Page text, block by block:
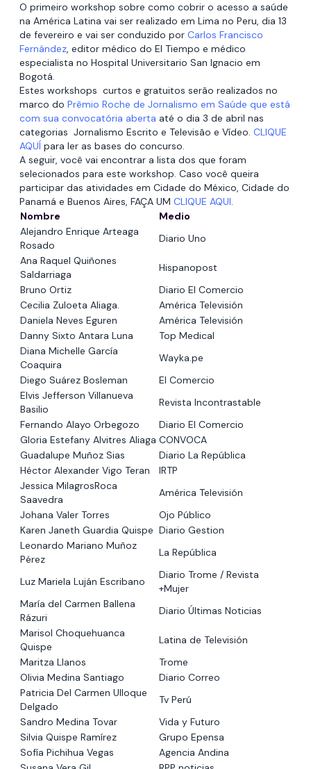
O primeiro workshop sobre como cobrir o acesso a saúde
na América Latina vai ser realizado em Lima no Peru, dia 13
de fevereiro e vai ser conduzido por Carlos Francisco
Fernández, editor médico do El Tiempo e médico
especialista no Hospital Universitario San Ignacio em
Bogotá.
Estes workshops curtos e gratuitos serão realizados no
marco do Prêmio Roche de Jornalismo em Saúde que está
com sua convocatória aberta até o dia 3 de abril nas
categorias Jornalismo Escrito e Televisão e Vídeo. CLIQUE
AQUÍ para ler as bases do concurso.
A seguir, você vai encontrar a lista dos que foram
selecionados para este workshop. Caso você queira
participar das atividades em Cidade do México, Cidade do
Panamá e Buenos Aires, FAÇA UM CLIQUE AQUI.
Nombre
Medio
Alejandro Enrique Arteaga
Rosado
Diario Uno
Ana Raquel Quiñones
Saldarriaga
Hispanopost
Bruno Ortiz
Diario El Comercio
Cecilia Zuloeta Aliaga.
América Televisión
Daniela Neves Eguren
América Televisión
Danny Sixto Antara Luna
Top Medical
Diana Michelle García
Coaquira
Wayka.pe
Diego Suárez Bosleman
El Comercio
Elvis Jefferson Villanueva
Basilio
Revista Incontrastable
Fernando Alayo Orbegozo
Diario El Comercio
Gloria Estefany Alvitres Aliaga CONVOCA
Guadalupe Muñoz Sias
Diario La República
Héctor Alexander Vigo Teran
IRTP
Jessica MilagrosRoca
Saavedra
América Televisión
Johana Valer Torres
Ojo Público
Karen Janeth Guardia Quispe Diario Gestion
Leonardo Mariano Muñoz
Pérez
La República
Luz Mariela Luján Escribano
Diario Trome / Revista
+Mujer
María del Carmen Ballena
Rázuri
Diario Últimas Noticias
Marisol Choquehuanca
Quispe
Latina de Televisión
Maritza Llanos
Trome
Olivia Medina Santiago
Diario Correo
Patricia Del Carmen Ulloque
Delgado
Tv Perú
Sandro Medina Tovar
Vida y Futuro
Silvia Quispe Ramírez
Grupo Epensa
Sofía Pichihua Vegas
Agencia Andina